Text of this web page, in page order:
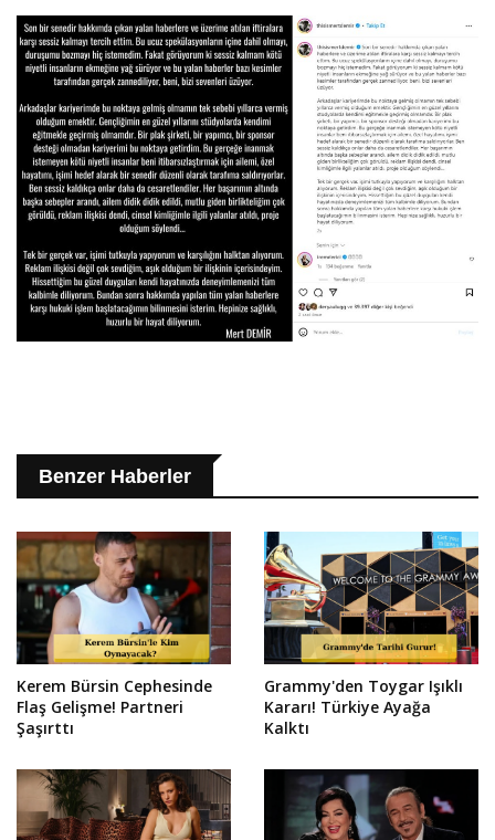
Benzer Haberler
Kerem Bürsin Cephesinde
Flaş Gelişme! Partneri
Şaşırttı
Grammy'den Toygar Işıklı
Kararı! Türkiye Ayağa
Kalktı